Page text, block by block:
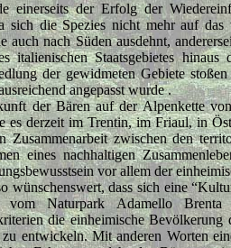
einerseits der Erfolg der
sich die Spezies nicht mehr auf
auch nach Süden ausdehnt,
italienischen Staatsgebietes
der gewidmeten Gebiete
angepasst wurde .
der Bären auf der Alpenkette
es derzeit im Trentin, im Friaul, in
Zusammenarbeit zwischen den
eines nachhaltigen
vor allem der
wünschenswert, dass sich eine
vom Naturpark Adamello
die einheimische
entwickeln. Mit anderen Worten